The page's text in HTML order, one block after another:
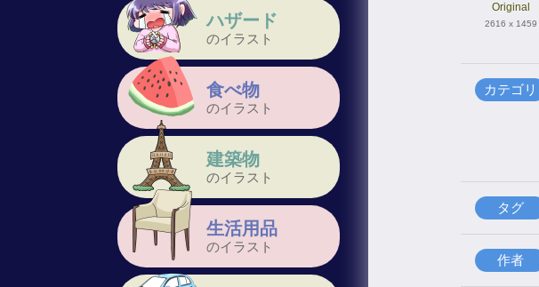
ハザード
のイラスト
食べ物
のイラスト
建築物
のイラスト
生活用品
のイラスト
Original
2616 x 1459
カテゴリ
タグ
作者